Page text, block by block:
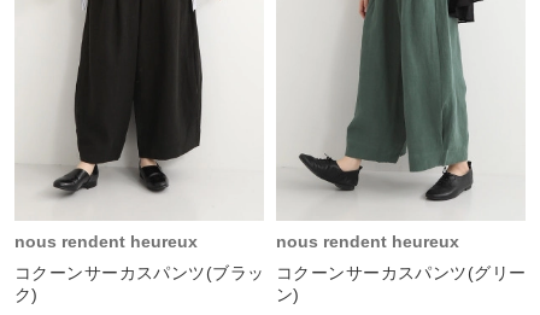
nous rendent heureux
コクーンサーカスパンツ(ブラッ
ク)
nous rendent heureux
コクーンサーカスパンツ(グリー
ン)